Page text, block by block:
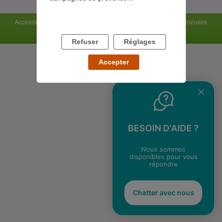
Accessibilité : non conforme
Conditions générales
Refuser Réglages
Accepter
BESOIN D'AIDE ?
Nous sommes
disponibles pour vous
répondre
Chatter avec nous